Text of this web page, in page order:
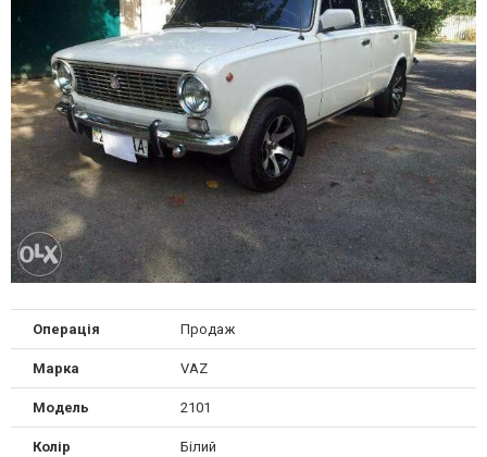
Операція Продаж
Марка VAZ
Модель 2101
Колір Білий